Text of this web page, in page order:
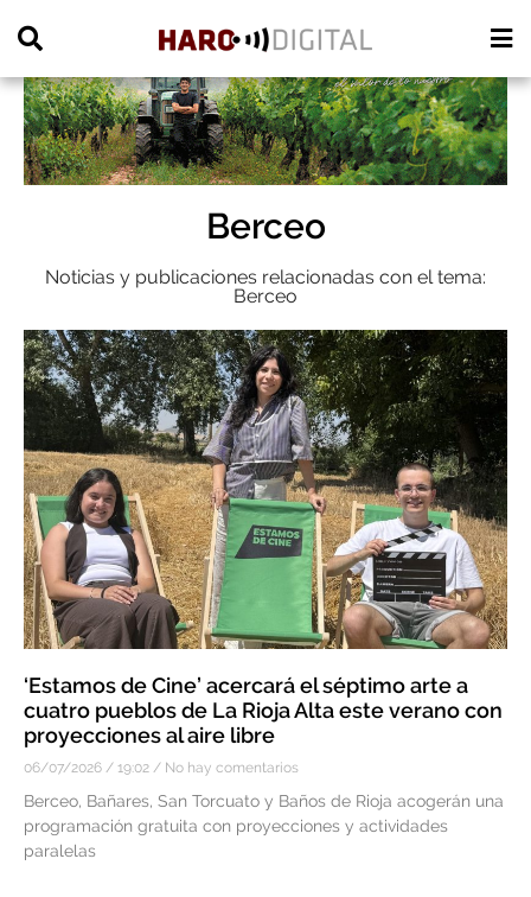
Berceo
Noticias y publicaciones relacionadas con el tema:
Berceo
‘Estamos de Cine’ acercará el séptimo arte a
cuatro pueblos de La Rioja Alta este verano con
proyecciones al aire libre
06/07/2026 19:02 No hay comentarios
Berceo, Bañares, San Torcuato y Baños de Rioja acogerán una
programación gratuita con proyecciones y actividades
paralelas